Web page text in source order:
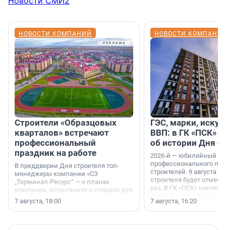
НОВОСТИ КОМПАНИЙ
Строители «Образцовых
кварталов» встречают
профессиональный
праздник на работе
В преддверии Дня строителя топ-
менеджеры компании «СЗ
„Терминал-Ресурс“ — о планах
компании, испытаниях и поводах для
осторожного оптимизма.
7 августа, 18:00
НОВОСТИ
ГЭС, марки,
ВВП: в ГК «ПСК»
об истории Дня
2026-й — юбилейный
профессионального
строителей. 9 августа
строителя будет
раз. В ГК «ПСК»
поменялась роль
7 августа, 16:20